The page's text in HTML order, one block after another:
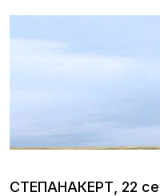
СТЕПАНАКЕРТ, 22